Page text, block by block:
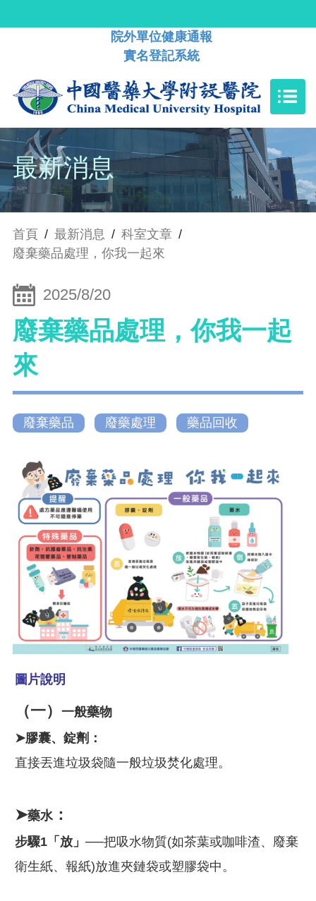
院外單位健康通報
實名登記系統
最新消息
首頁 / 最新消息 / 科室文章 /
廢棄藥品處理，你我一起來
2025/8/20
廢棄藥品處理，你我一起
來
廢棄藥品 廢藥處理 藥品回收
圖片說明
（一）
一般藥物
➤膠囊、錠劑：
直接丟進垃圾袋隨一般垃圾焚化處理。
➤藥水 ：
步驟1「放」──把吸水物質(如茶葉或咖啡渣、廢棄
衛生紙、報紙)放進夾鏈袋或塑膠袋中。